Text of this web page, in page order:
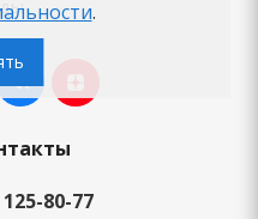
80-77
.